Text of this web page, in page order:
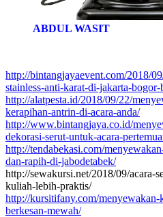
ABDUL WASIT
http://bintangjayaevent.com/2018/
stainless-anti-karat-di-jakarta-bogor-
http://alatpesta.id/2018/09/22/
kerapihan-antrin-di-acara-anda/
http://www.bintangjaya.co.id/
dekorasi-serut-untuk-acara-
http://tendabekasi.com/
dan-rapih-di-jabodetabek/
http://sewakursi.net/2018/09/acara-
kuliah-lebih-praktis/
http://kursitifany.com/
berkesan-mewah/